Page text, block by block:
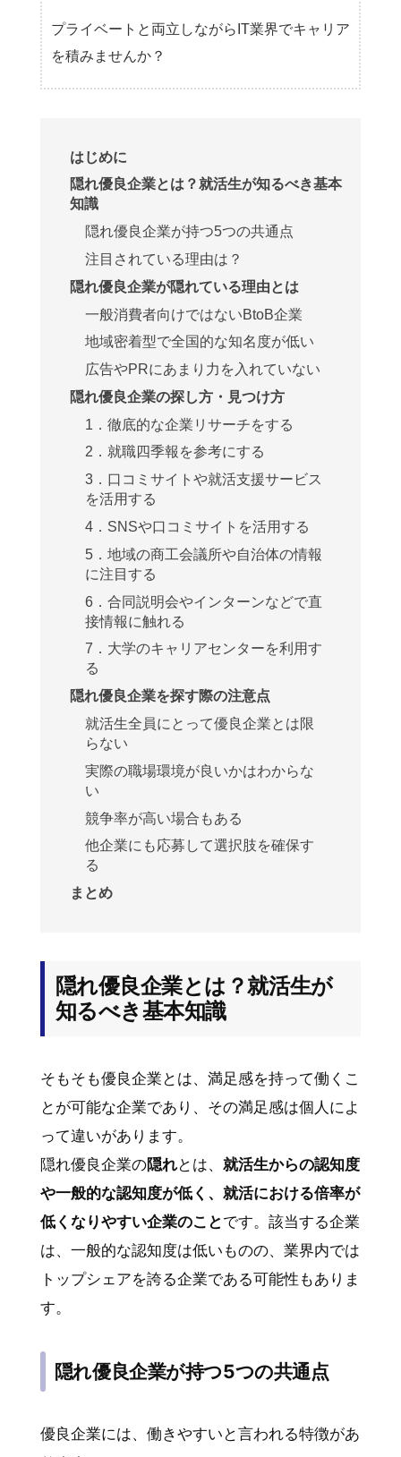
プライベートと両立しながらIT業界でキャリア
を積みませんか？
はじめに
隠れ優良企業とは？就活生が知るべき基本
知識
隠れ優良企業が持つ5つの共通点
注目されている理由は？
隠れ優良企業が隠れている理由とは
一般消費者向けではないBtoB企業
地域密着型で全国的な知名度が低い
広告やPRにあまり力を入れていない
隠れ優良企業の探し方・見つけ方
1．徹底的な企業リサーチをする
2．就職四季報を参考にする
3．口コミサイトや就活支援サービス
を活用する
4．SNSや口コミサイトを活用する
5．地域の商工会議所や自治体の情報
に注目する
6．合同説明会やインターンなどで直
接情報に触れる
7．大学のキャリアセンターを利用す
る
隠れ優良企業を探す際の注意点
就活生全員にとって優良企業とは限
らない
実際の職場環境が良いかはわからな
い
競争率が高い場合もある
他企業にも応募して選択肢を確保す
る
まとめ
隠れ優良企業とは？就活生が
知るべき基本知識
そもそも優良企業とは、満足感を持って働くこ
とが可能な企業であり、その満足感は個人によ
って違いがあります。
隠れ優良企業の隠れとは、 就活生からの認知度
や一般的な認知度が低く、就活における倍率が
低くなりやすい企業のことです。該当する企業
は、一般的な認知度は低いものの、業界内では
トップシェアを誇る企業である可能性もありま
す。
隠れ優良企業が持つ5つの共通点
優良企業には、働きやすいと言われる特徴があ